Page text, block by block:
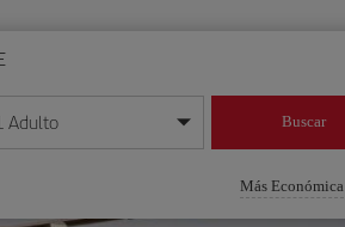
día/mes/año
Adulto Buscar
Más Económica